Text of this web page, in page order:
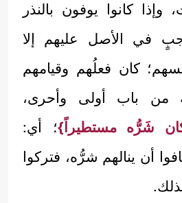
وإذا كانوا يوفون بالنذر
في الأصل عليهم إلا
كان فعلُهم وقيامهم
من باب أولى وأحرى،
شَرُّه مستطيراً}؛ أي:
أن ينالهم شرُّه، فتركوا